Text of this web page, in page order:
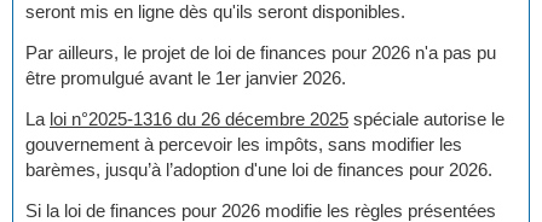
seront mis en ligne dès qu'ils seront disponibles.
Par ailleurs, le projet de loi de finances pour 2026 n'a pas pu
être promulgué avant le 1er janvier 2026.
La loi n°2025-1316 du 26 décembre 2025 spéciale autorise le
gouvernement à percevoir les impôts, sans modifier les
barèmes, jusqu’à l’adoption d'une loi de finances pour 2026.
Si la loi de finances pour 2026 modifie les règles présentées